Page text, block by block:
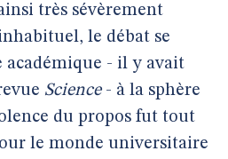
très sévèrement
le débat se
académique - il y avait
Science- à la sphère
du propos fut tout
le monde universitaire